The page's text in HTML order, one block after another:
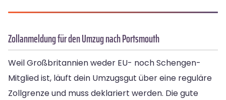
Zollanmeldung für den Umzug nach Portsmouth
Weil Großbritannien weder EU- noch Schengen-
Mitglied ist, läuft dein Umzugsgut über eine reguläre
Zollgrenze und muss deklariert werden. Die gute